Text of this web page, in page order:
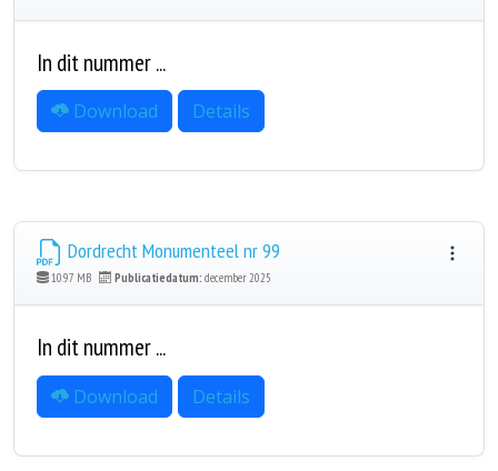
In dit nummer ...
Download Details
Dordrecht Monumenteel nr 99
10.97 MB Publicatiedatum: december 2025
In dit nummer ...
Download Details